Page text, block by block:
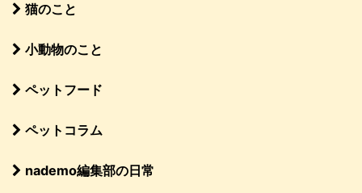
猫のこと
小動物のこと
ペットフード
ペットコラム
nademo編集部の日常